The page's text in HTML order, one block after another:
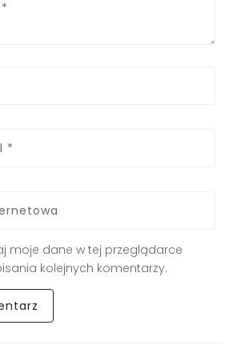
moje dane w tej przeglądarce
kolejnych komentarzy.